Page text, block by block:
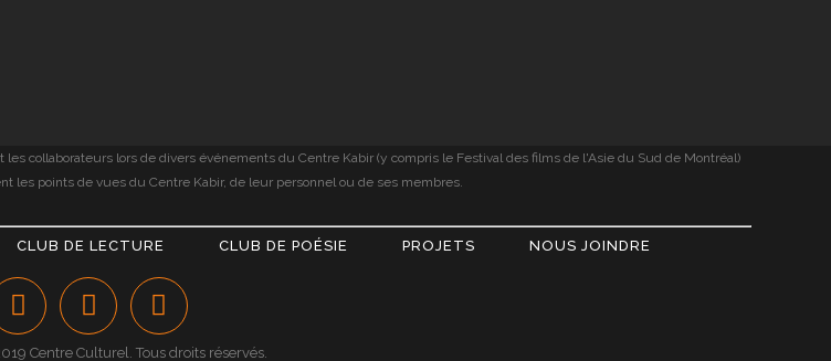
collaborateurs lors de divers événements du Centre Kabir (y compris le Festival des films de l'Asie du Sud de Montréal)
les points de vues du Centre Kabir, de leur personnel ou de ses membres.
CLUB DE LECTURE CLUB DE POÉSIE PROJETS NOUS JOINDRE
Centre Culturel. Tous droits réservés.